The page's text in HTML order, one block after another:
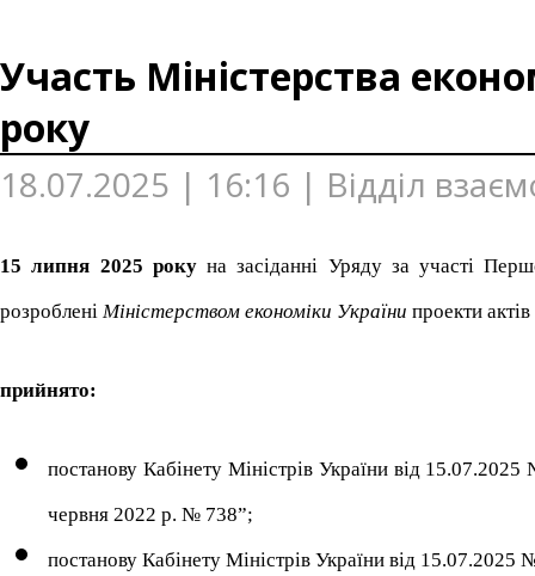
Участь Міністерства
року
18.07.2025 | 16:16 | Відділ
15 липня 2025 рокуна засіданні Уряду за участі
розроблені Міністерством економіки України проекти актів
прийнято:
постанову Кабінету Міністрів України від
червня 2022 р. № 738”;
постанову Кабінету Міністрів України від